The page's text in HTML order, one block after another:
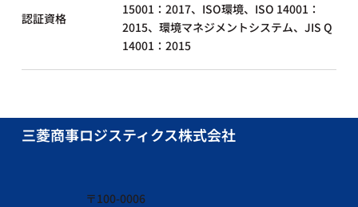
認証資格
15001：2017、ISO環境、ISO 14001：
2015、環境マネジメントシステム、JIS Q
14001：2015
〒100-0006
三菱商事ロジスティクス株式会社